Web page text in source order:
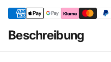
Reliure : Hardcover
Tome : 5
Beschreibung